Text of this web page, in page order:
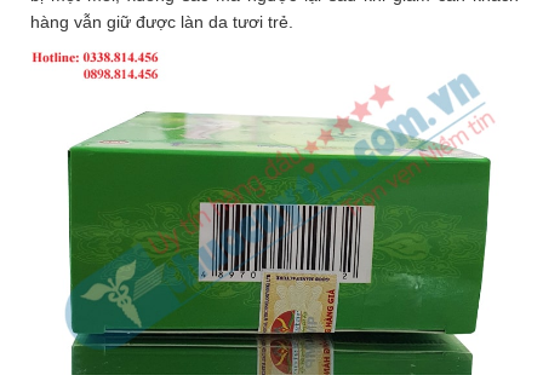
hàng vẫn giữ được làn da tươi trẻ.